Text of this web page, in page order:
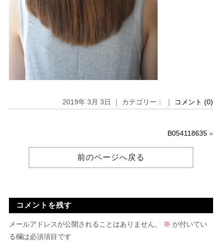
2019年 3月 3日 ｜ カテゴリー： ｜ コメント (0)
B054118635 »
前のページへ戻る
コメントを残す
メールアドレスが公開されることはありません。 ※ が付いてい
る欄は必須項目です